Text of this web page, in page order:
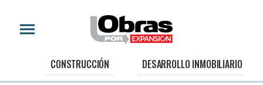
CONSTRUCCIÓN DESARROLLO INMOBILIARIO